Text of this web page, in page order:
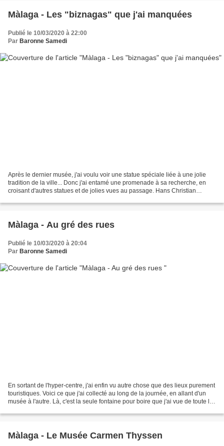
Màlaga - Les "biznagas" que j'ai manquées
Publié le 10/03/2020 à 22:00
Par Baronne Samedi
Après le dernier musée, j'ai voulu voir une statue spéciale liée à une jolie
tradition de la ville... Donc j'ai entamé une promenade à sa recherche, en
croisant d'autres statues et de jolies vues au passage. Hans Christian
Màlaga - Au gré des rues
Publié le 10/03/2020 à 20:04
Par Baronne Samedi
En sortant de l'hyper-centre, j'ai enfin vu autre chose que des lieux purement
touristiques. Voici ce que j'ai collecté au long de la journée, en allant d'un
musée à l'autre. Là, c'est la seule fontaine pour boire que j'ai vue de toute la
Màlaga - Le Musée Carmen Thyssen